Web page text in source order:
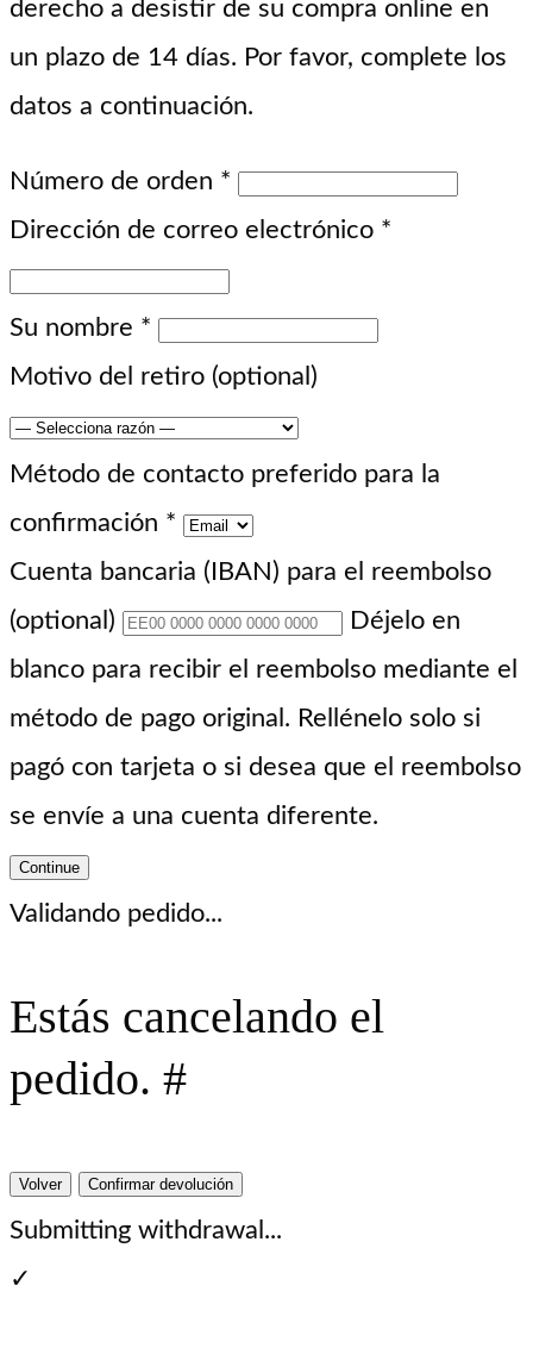
derecho a desistir de su compra online en
un plazo de 14 días. Por favor, complete los
datos a continuación.
Número de orden *
Dirección de correo electrónico *
Su nombre *
Motivo del retiro (optional)
Método de contacto preferido para la
confirmación *
Cuenta bancaria (IBAN) para el reembolso
(optional)
Déjelo en
blanco para recibir el reembolso mediante el
método de pago original. Rellénelo solo si
pagó con tarjeta o si desea que el reembolso
se envíe a una cuenta diferente.
Continue
Validando pedido...
Estás cancelando el
pedido. #
Volver Confirmar devolución
Submitting withdrawal...
✓